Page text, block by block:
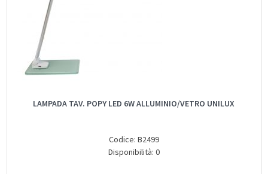
LAMPADA TAV. POPY LED 6W ALLUMINIO/VETRO UNILUX
Codice: B2499
Disponibilità: 0